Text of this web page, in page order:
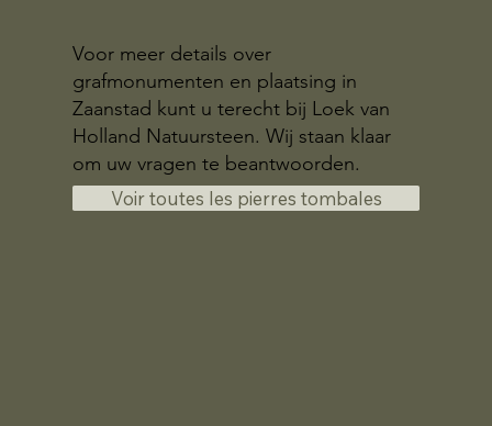
Voor meer details over
grafmonumenten en plaatsing in
Zaanstad kunt u terecht bij Loek van
Holland Natuursteen. Wij staan klaar
om uw vragen te beantwoorden.
Voir toutes les pierres tombales